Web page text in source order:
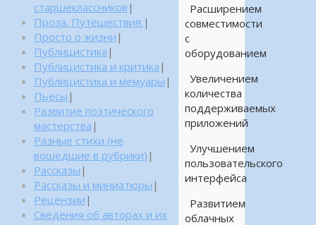
Расширением
совместимости
с
оборудованием
Увеличением
количества
поддерживаемых
приложений
Улучшением
пользовательского
интерфейса
Развитием
облачных
старшеклассников |
Проза. Путешествия. |
Просто о жизни |
Публицистика |
Публицистика и критика |
Публицистика и мемуары |
Пьесы |
Развитие поэтического
мастерства |
Разные стихи (не
вошедшие в рубрики) |
Рассказы |
Рассказы и миниатюры |
Рецензии |
Сведения об авторах и их